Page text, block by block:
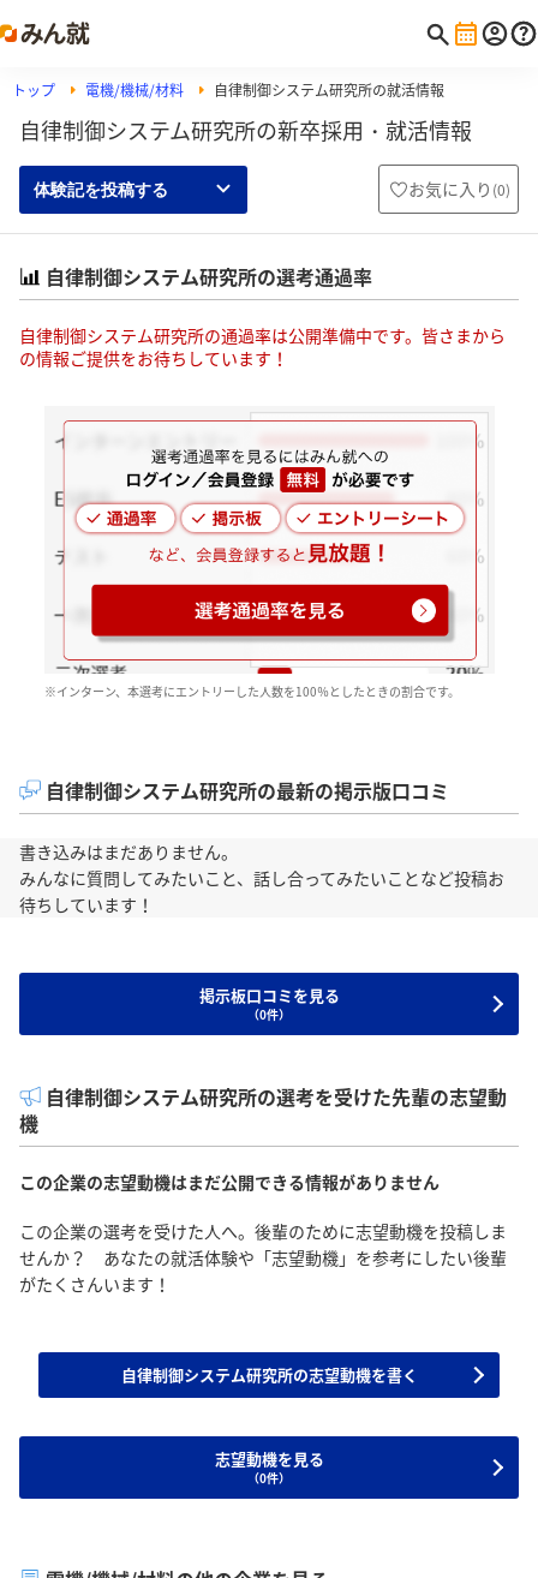
トップ 電機/機械/材料 自律制御システム研究所の就活情報
自律制御システム研究所の新卒採用・就活情報
体験記を投稿する お気に入り (0)
自律制御システム研究所の選考通過率
自律制御システム研究所の通過率は公開準備中です。皆さまから
の情報ご提供をお待ちしています！
※インターン、本選考にエントリーした人数を100％としたときの割合です。
自律制御システム研究所の最新の掲示版口コミ
書き込みはまだありません。
みんなに質問してみたいこと、話し合ってみたいことなど投稿お
待ちしています！
掲示板口コミを見る
（0件）
自律制御システム研究所の選考を受けた先輩の志望動
機
この企業の志望動機はまだ公開できる情報がありません
この企業の選考を受けた人へ。後輩のために志望動機を投稿しま
せんか？ あなたの就活体験や「志望動機」を参考にしたい後輩
がたくさんいます！
自律制御システム研究所の志望動機を書く
志望動機を見る
（0件）